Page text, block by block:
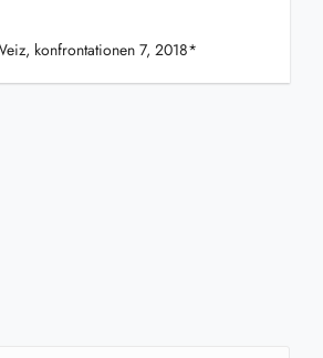
konfrontationen 7, 2018*